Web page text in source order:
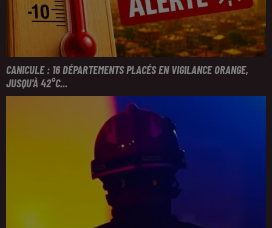
CANICULE : 16 DÉPARTEMENTS PLACÉS EN VIGILANCE ORANGE,
JUSQU'À 42°C...